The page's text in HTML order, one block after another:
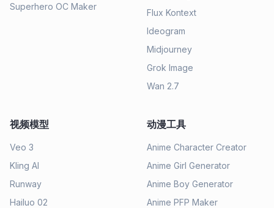
Superhero OC Maker
Flux Kontext
Ideogram
Midjourney
Grok Image
Wan 2.7
视频模型
Veo 3
Kling AI
Runway
Hailuo 02
动漫工具
Anime Character Creator
Anime Girl Generator
Anime Boy Generator
Anime PFP Maker